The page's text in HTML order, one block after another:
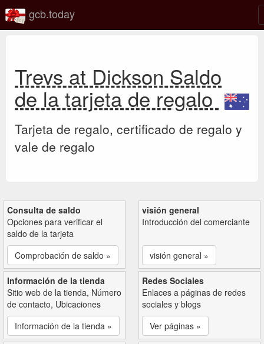
gcb.today
Trevs at Dickson Saldo
de la tarjeta de regalo
Tarjeta de regalo, certificado de regalo y
vale de regalo
Consulta de saldo
Opciones para verificar el
saldo de la tarjeta
Comprobación de saldo »
visión general
Introducción del comerciante
visión general »
Información de la tienda
Sitio web de la tienda, Número
de contacto, Ubicaciones
Información de la tienda »
Redes Sociales
Enlaces a páginas de redes
sociales y blogs
Ver páginas »